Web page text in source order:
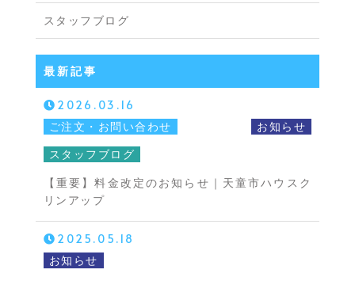
スタッフブログ
最新記事
2026.03.16
ご注文・お問い合わせ お知らせ
スタッフブログ
【重要】料金改定のお知らせ｜天童市ハウスク
リンアップ
2025.05.18
お知らせ